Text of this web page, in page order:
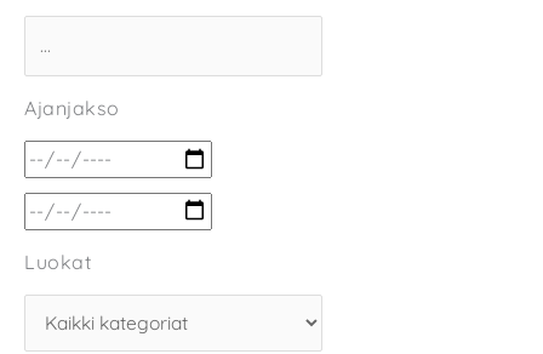
Ajanjakso
Luokat